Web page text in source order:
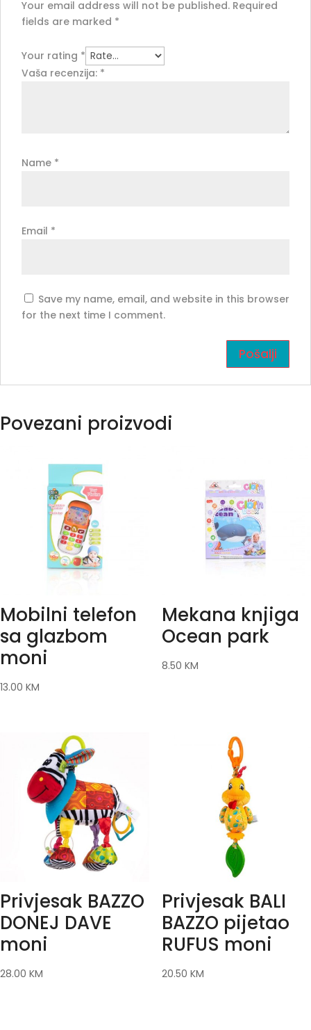
Your email address will not be published. Required
fields are marked *
Your rating *
Vaša recenzija: *
Name *
Email *
Save my name, email, and website in this browser
for the next time I comment.
Povezani proizvodi
Mobilni telefon
sa glazbom
moni
13.00 KM
Mekana knjiga
Ocean park
8.50 KM
Privjesak BAZZO
DONEJ DAVE
moni
28.00 KM
Privjesak BALI
BAZZO pijetao
RUFUS moni
20.50 KM